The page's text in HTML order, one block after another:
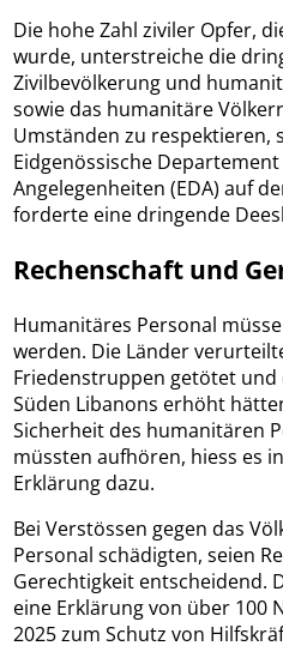
Die hohe Zahl ziviler Opfer,
wurde, unterstreiche die
Zivilbevölkerung und
sowie das humanitäre
Umständen zu respektieren,
Eidgenössische
Angelegenheiten (EDA) auf
forderte eine dringende
Rechenschaft und
Humanitäres Personal
werden. Die Länder
Friedenstruppen getötet und
Süden Libanons erhöht
Sicherheit des humanitären
müssten aufhören, hiess es
Erklärung dazu.
Bei Verstössen gegen das
Personal schädigten, seien
Gerechtigkeit entscheidend.
eine Erklärung von über 100
2025 zum Schutz von